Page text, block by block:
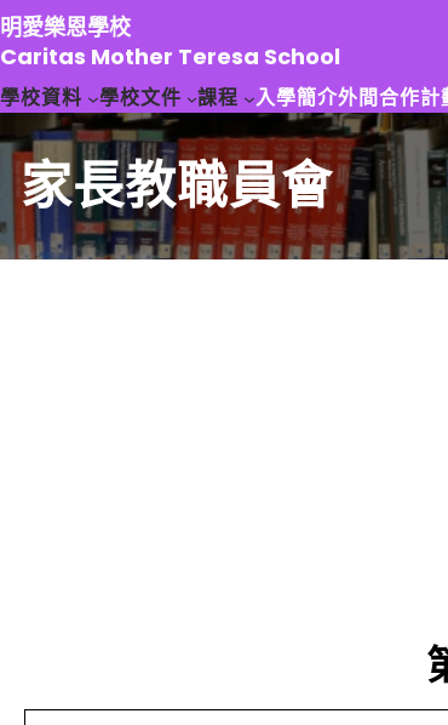
跳
至
主
要
容
明愛樂恩學校
Caritas Mother Teresa School
學校資料 學校文件 課程 入學簡介外間合作計
家長教職員會